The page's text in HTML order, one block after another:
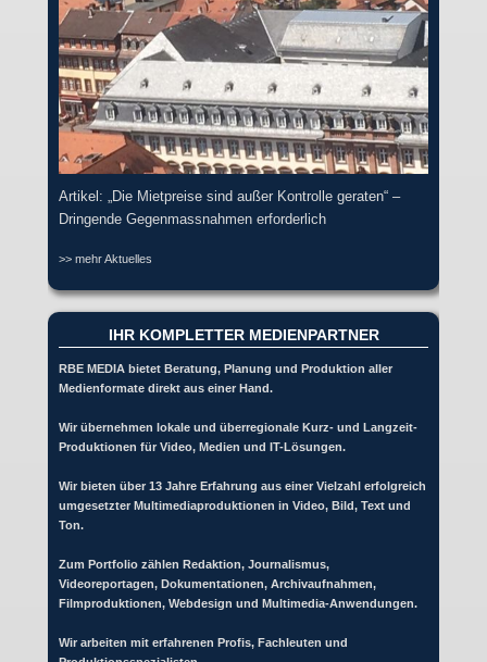
Artikel: „Die Mietpreise sind außer Kontrolle geraten“ –
Dringende Gegenmassnahmen erforderlich
>> mehr Aktuelles
IHR KOMPLETTER MEDIENPARTNER
RBE MEDIA bietet Beratung, Planung und Produktion aller
Medienformate direkt aus einer Hand.
Wir übernehmen lokale und überregionale Kurz- und Langzeit-
Produktionen für Video, Medien und IT-Lösungen.
Wir bieten über 13 Jahre Erfahrung aus einer Vielzahl erfolgreich
umgesetzter Multimediaproduktionen in Video, Bild, Text und
Ton.
Zum Portfolio zählen Redaktion, Journalismus,
Videoreportagen, Dokumentationen, Archivaufnahmen,
Filmproduktionen, Webdesign und Multimedia-Anwendungen.
Wir arbeiten mit erfahrenen Profis, Fachleuten und